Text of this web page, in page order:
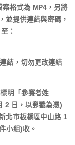
案格式為 MP4，另將
並提供連結與密碼，
：
結，切勿更改連結
明「參賽者姓
2 日，以郵戳為憑)
北市板橋區中山路 1
小組)收。